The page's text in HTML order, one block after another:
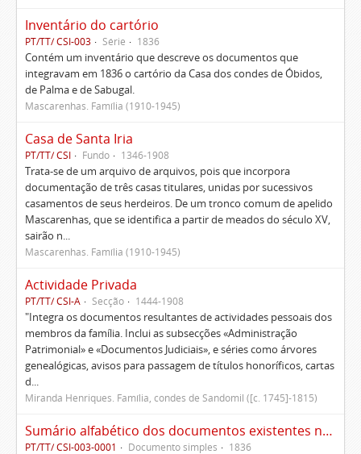
Inventário do cartório
PT/TT/ CSI-003 Série 1836
Contém um inventário que descreve os documentos que
integravam em 1836 o cartório da Casa dos condes de Óbidos,
de Palma e de Sabugal.
Mascarenhas. Família (1910-1945)
Casa de Santa Iria
PT/TT/ CSI Fundo 1346-1908
Trata-se de um arquivo de arquivos, pois que incorpora
documentação de três casas titulares, unidas por sucessivos
casamentos de seus herdeiros. De um tronco comum de apelido
Mascarenhas, que se identifica a partir de meados do século XV,
sairão n...
Mascarenhas. Família (1910-1945)
Actividade Privada
PT/TT/ CSI-A Secção 1444-1908
"Integra os documentos resultantes de actividades pessoais dos
membros da família. Inclui as subsecções «Administração
Patrimonial» e «Documentos Judiciais», e séries como árvores
genealógicas, avisos para passagem de títulos honoríficos, cartas
d...
Miranda Henriques. Família, condes de Sandomil ([c. 1745]-1815)
Sumário alfabético dos documentos existentes no Cartório da Ilustríssima e Excelentíssima Casa dos senhores condes de Palma, Óbidos e Sabugal
PT/TT/ CSI-003-0001 Documento simples 1836